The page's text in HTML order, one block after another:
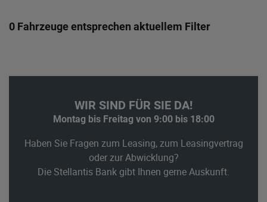
0 Fahrzeuge entsprechen aktuellem Filter
WIR SIND FÜR SIE DA!
Montag bis Freitag von 9:00 bis 18:00
Haben Sie Fragen zum Leasing, zum Leasingvertrag
oder zur Abwicklung?
Die Stellantis Bank gibt Ihnen gerne Auskunft.